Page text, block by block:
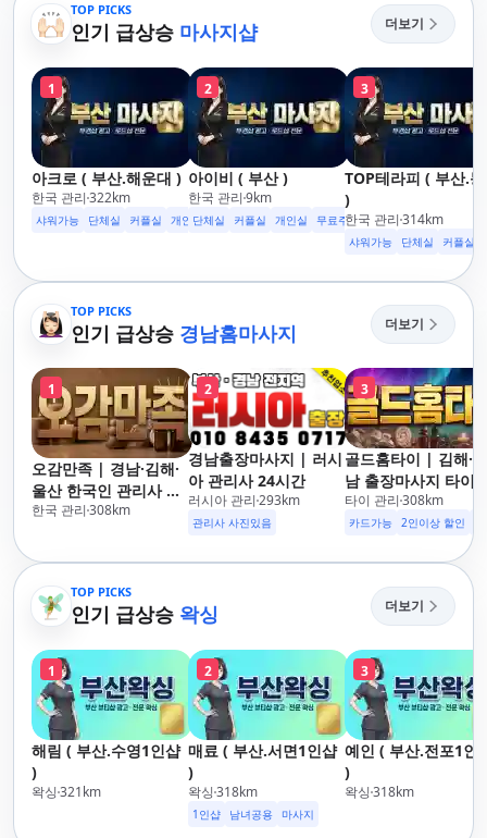
TOP PICKS
인기 급상승 마사지샵 더보기
1
아크로 ( 부산.해운대 )
한국 관리 322km
샤워가능 단체실 커플실 개인실 수면가능 무료주차 24시영업
2
아이비 ( 부산 )
한국 관리 9km
단체실 커플실 개인실 무료주차 수면가능 샤워가능
3
TOP테라피 ( 부산.
)
한국 관리 314km
샤워가능 단체실 커플실
TOP PICKS
인기 급상승 경남홈마사지 더보기
1
오감만족 | 경남·김해·
울산 한국인 관리사 출
장마사지
한국 관리 308km
2
경남출장마사지 | 러시
아 관리사 24시간
러시아 관리 293km
관리사 사진있음
3
골드홈타이 | 김해·경
남 출장마사지 타이·
로마·스웨디시
타이 관리 308km
카드가능 2인이상 할인
TOP PICKS
인기 급상승 왁싱 더보기
1
해림 ( 부산.수영1인샵
)
왁싱321km
2
매료 ( 부산.서면1인샵
)
왁싱318km
1인샵 남녀공용 마사지
3
예인 ( 부산.전포1인
)
왁싱318km